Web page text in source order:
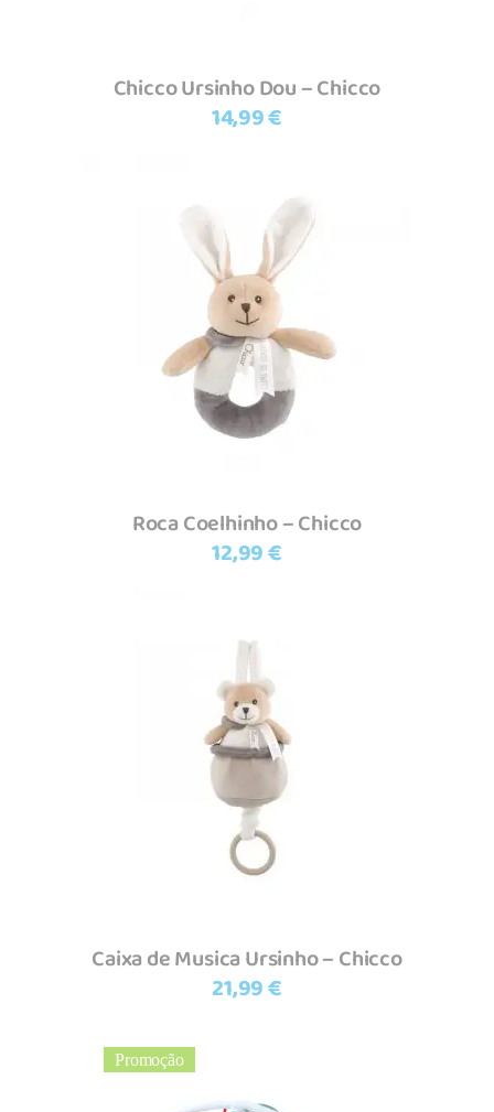
Chicco Ursinho Dou – Chicco
14,99€
Adicionar
Roca Coelhinho – Chicco
12,99€
Adicionar
Caixa de Musica Ursinho – Chicco
21,99€
Promoção